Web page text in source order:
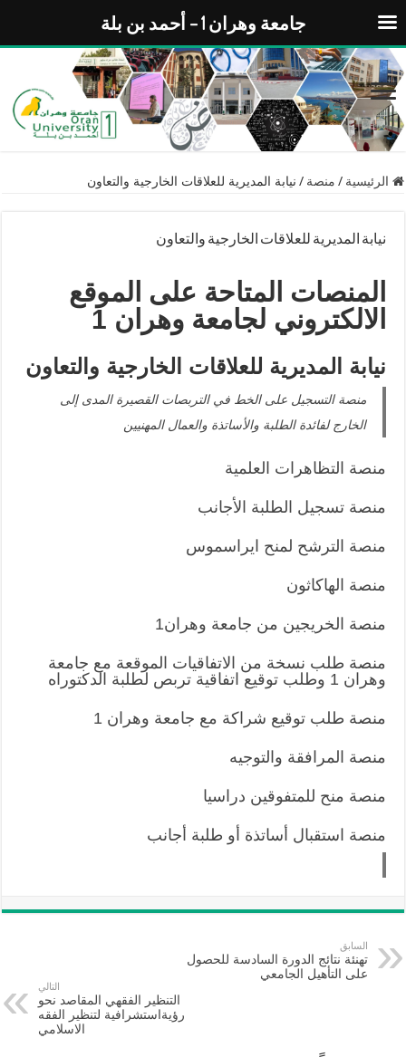
الرئيسية / منصة / نيابة المديرية للعلاقات الخارجية والتعاون
نيابة المديرية للعلاقات الخارجية والتعاون
المنصات المتاحة على الموقع
الالكتروني لجامعة وهران 1
نيابة المديرية للعلاقات الخارجية والتعاون
منصة التسجيل على الخط في التربصات القصيرة المدى إلى
الخارج لفائدة الطلبة والأساتذة والعمال المهنيين
منصة التظاهرات العلمية
منصة تسجيل الطلبة الأجانب
منصة الترشح لمنح ايراسموس
منصة الهاكاثون
منصة الخريجين من جامعة وهران1
منصة طلب نسخة من الاتفاقيات الموقعة مع جامعة
وهران 1 وطلب توقيع اتفاقية تربص لطلبة الدكتوراه
منصة طلب توقيع شراكة مع جامعة وهران 1
منصة المرافقة والتوجيه
منصة منح للمتفوقين دراسيا
منصة استقبال أساتذة أو طلبة أجانب
السابق
تهنئة نتائج الدورة السادسة للحصول
على التأهيل الجامعي
التالي
التنظير الفقهي المقاصد نحو
رؤيةاستشرافية لتنظير الفقه
الاسلامي
جامعة وهران 1 – أحمد بن بلة